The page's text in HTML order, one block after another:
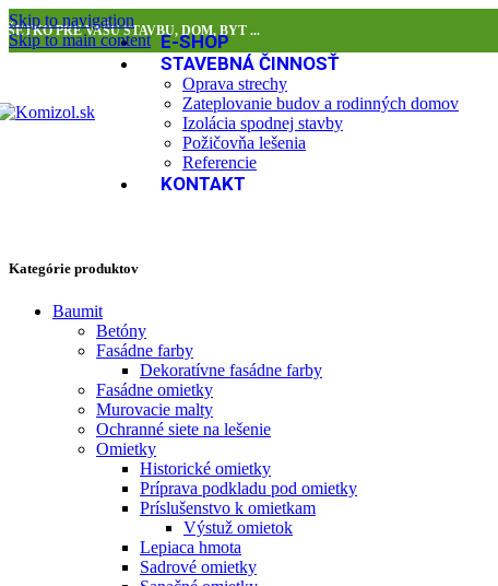
Skip to navigation
Skip to main content
PRE VAŠU STAVBU, DOM, BYT ...
E-SHOP
STAVEBNÁ ČINNOSŤ
Oprava strechy
Zateplovanie budov a rodinných domov
Izolácia spodnej stavby
Požičovňa lešenia
Referencie
KONTAKT
Kategórie produktov
Baumit
Betóny
Fasádne farby
Dekoratívne fasádne farby
Fasádne omietky
Murovacie malty
Ochranné siete na lešenie
Omietky
Historické omietky
Príprava podkladu pod omietky
Príslušenstvo k omietkam
Výstuž omietok
Lepiaca hmota
Sadrové omietky